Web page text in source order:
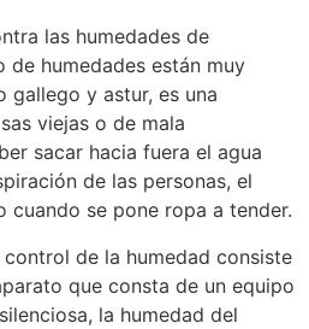
las humedades de
de humedades están muy
gallego y astur, es una
viejas o de mala
sacar hacia fuera el agua
de las personas, el
cuando se pone ropa a tender.
de la humedad consiste
que consta de un equipo
la humedad del